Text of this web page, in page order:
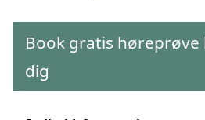
Book gratis høreprøve
dig